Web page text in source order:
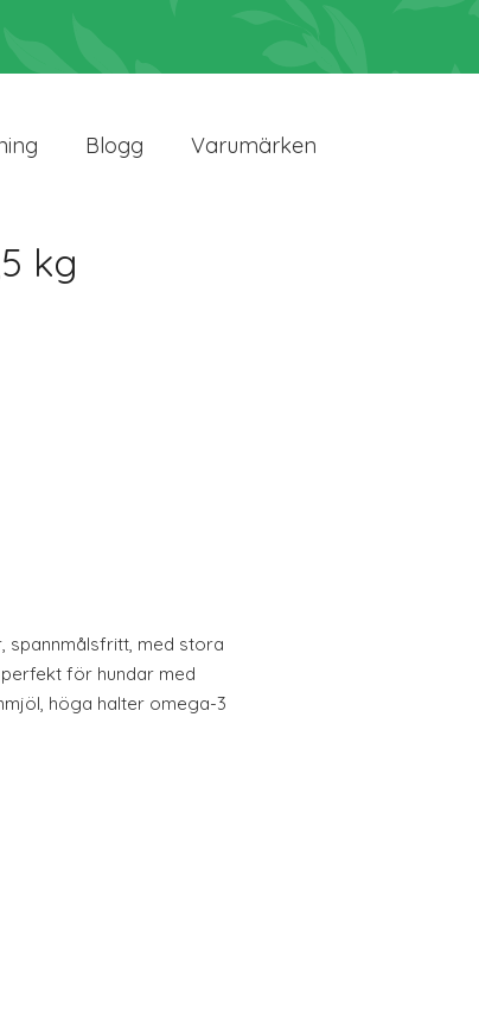
Blogg Varumärken
kg
spannmålsfritt, med stora
för hundar med
höga halter omega-3